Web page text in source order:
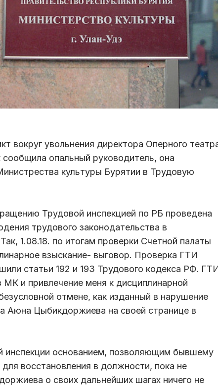
вокруг увольнения директора Оперного
опальный руководитель, она
культуры Бурятии в Трудовую
Трудовой инспекцией по РБ проведена
трудового законодательства в
1.08.18. по итогам проверки Счетной палаты
взыскание- выговор. Проверка ГТИ
статьи 192 и 193 Трудового кодекса РФ.
и привлечение меня к дисциплинарной
отмене, как изданный в нарушение
Аюна Цыбикдоржиева на своей странице в
инспекции основанием, позволяющим бывшему
восстановления в должности, пока не
о своих дальнейших шагах ничего не